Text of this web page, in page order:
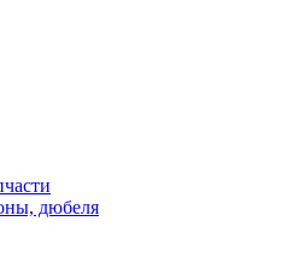
дюбеля